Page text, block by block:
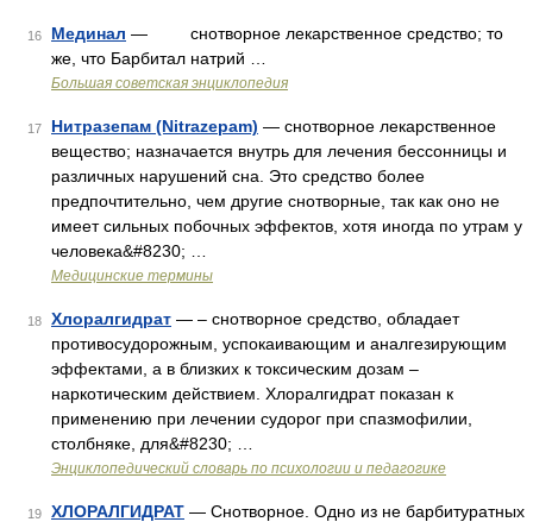
16 Мединал — снотворное лекарственное средство; то
же, что Барбитал натрий …
Большая советская энциклопедия
17 Нитразепам (Nitrazepam) — снотворное лекарственное
вещество; назначается внутрь для лечения бессонницы и
различных нарушений сна. Это средство более
предпочтительно, чем другие снотворные, так как оно не
имеет сильных побочных эффектов, хотя иногда по утрам у
человека&#8230; …
Медицинские термины
18 Хлоралгидрат — – снотворное средство, обладает
противосудорожным, успокаивающим и аналгезирующим
эффектами, а в близких к токсическим дозам –
наркотическим действием. Хлоралгидрат показан к
применению при лечении судорог при спазмофилии,
столбняке, для&#8230; …
Энциклопедический словарь по психологии и педагогике
19 ХЛОРАЛГИДРАТ — Снотворное. Одно из не барбитуратных